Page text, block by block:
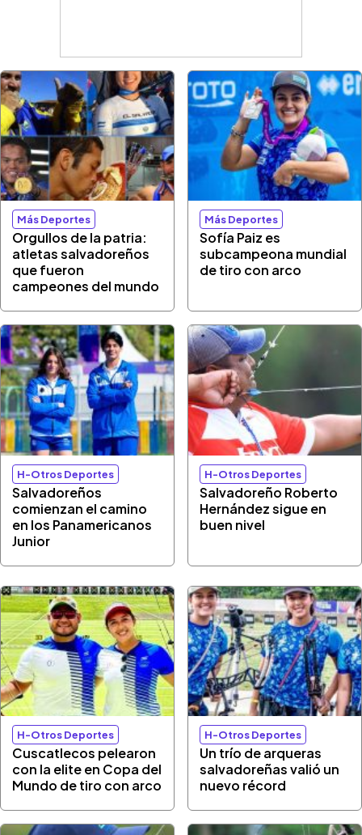
Más Deportes
Orgullos de la patria:
atletas salvadoreños
que fueron
campeones del mundo
Más Deportes
Sofía Paiz es
subcampeona mundial
de tiro con arco
H-Otros Deportes
Salvadoreños
comienzan el camino
en los Panamericanos
Junior
H-Otros Deportes
Salvadoreño Roberto
Hernández sigue en
buen nivel
H-Otros Deportes
Cuscatlecos pelearon
con la elite en Copa del
Mundo de tiro con arco
H-Otros Deportes
Un trío de arqueras
salvadoreñas valió un
nuevo récord